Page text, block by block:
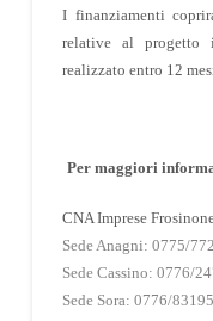
I finanziamenti
relative al progetto
realizzato entro 12
Per maggiori
CNA Imprese
Sede Anagni: 0775/
Sede Cassino: 0776/
Sede Sora: 0776/